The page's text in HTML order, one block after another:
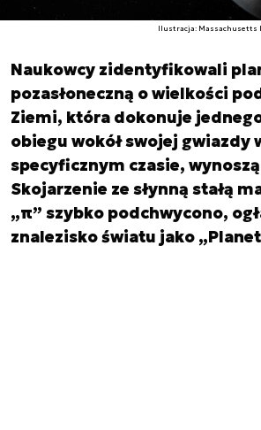
Ilustracja: Massachusetts
Naukowcy zidentyfikowali
pozasłoneczną o wielkości
Ziemi, która dokonuje
obiegu wokół swojej gwiazdy
specyficznym czasie,
Skojarzenie ze słynną stałą
„π” szybko podchwycono,
znalezisko światu jako